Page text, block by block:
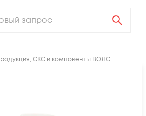
СКС и компоненты ВОЛС